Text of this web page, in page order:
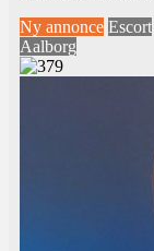
Ny annonce Escort
Aalborg